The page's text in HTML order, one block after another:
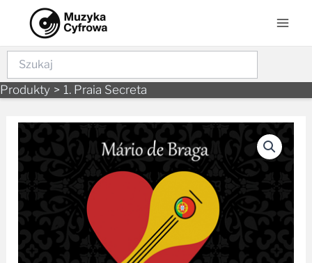
content
Szukaj
Produkty 1. Praia Secreta